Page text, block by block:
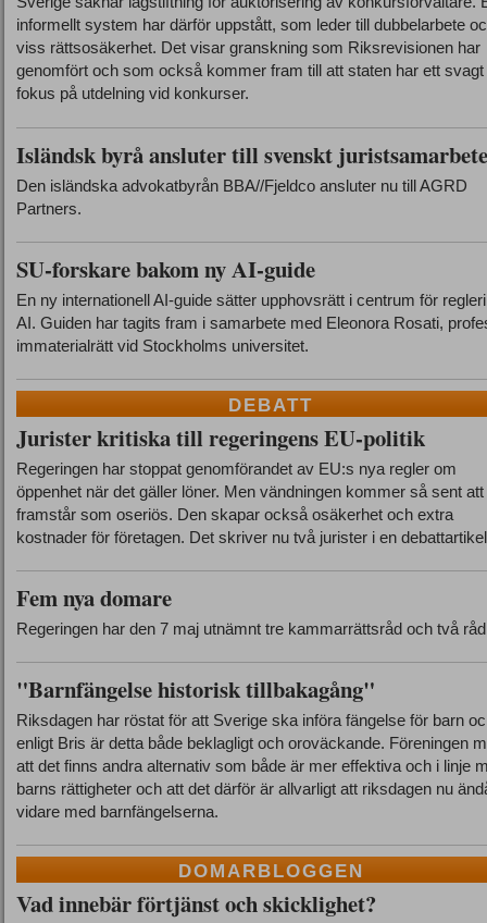
informellt system har därför uppstått, som leder till dubbelarbete
viss rättsosäkerhet. Det visar granskning som Riksrevisionen har
genomfört och som också kommer fram till att staten har ett svagt
fokus på utdelning vid konkurser.
Isländsk byrå ansluter till svenskt juristsamarbete
Den isländska advokatbyrån BBA//Fjeldco ansluter nu till AGRD
Partners.
SU-forskare bakom ny AI-guide
En ny internationell AI‑guide sätter upphovsrätt i centrum för
AI. Guiden har tagits fram i samarbete med Eleonora Rosati,
immaterialrätt vid Stockholms universitet.
DEBATT
Jurister kritiska till regeringens EU-politik
Regeringen har stoppat genomförandet av EU:s nya regler om
öppenhet när det gäller löner. Men vändningen kommer så sent att
framstår som oseriös. Den skapar också osäkerhet och extra
kostnader för företagen. Det skriver nu två jurister i en
Fem nya domare
Regeringen har den 7 maj utnämnt tre kammarrättsråd och två
"Barnfängelse historisk tillbakagång"
Riksdagen har röstat för att Sverige ska införa fängelse för barn
enligt Bris är detta både beklagligt och oroväckande. Föreningen
att det finns andra alternativ som både är mer effektiva och i linje
barns rättigheter och att det därför är allvarligt att riksdagen nu
vidare med barnfängelserna.
DOMARBLOGGEN
Vad innebär förtjänst och skicklighet?